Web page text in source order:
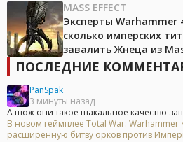
MASS EFFECT
Эксперты Warhammer
сколько имперских
завалить Жнеца из
ПОСЛЕДНИЕ
PanSpak
3 минуты назад
А шож они такое шакальное качество
В новом геймплее Total War: Warhammer
расширенную битву орков против